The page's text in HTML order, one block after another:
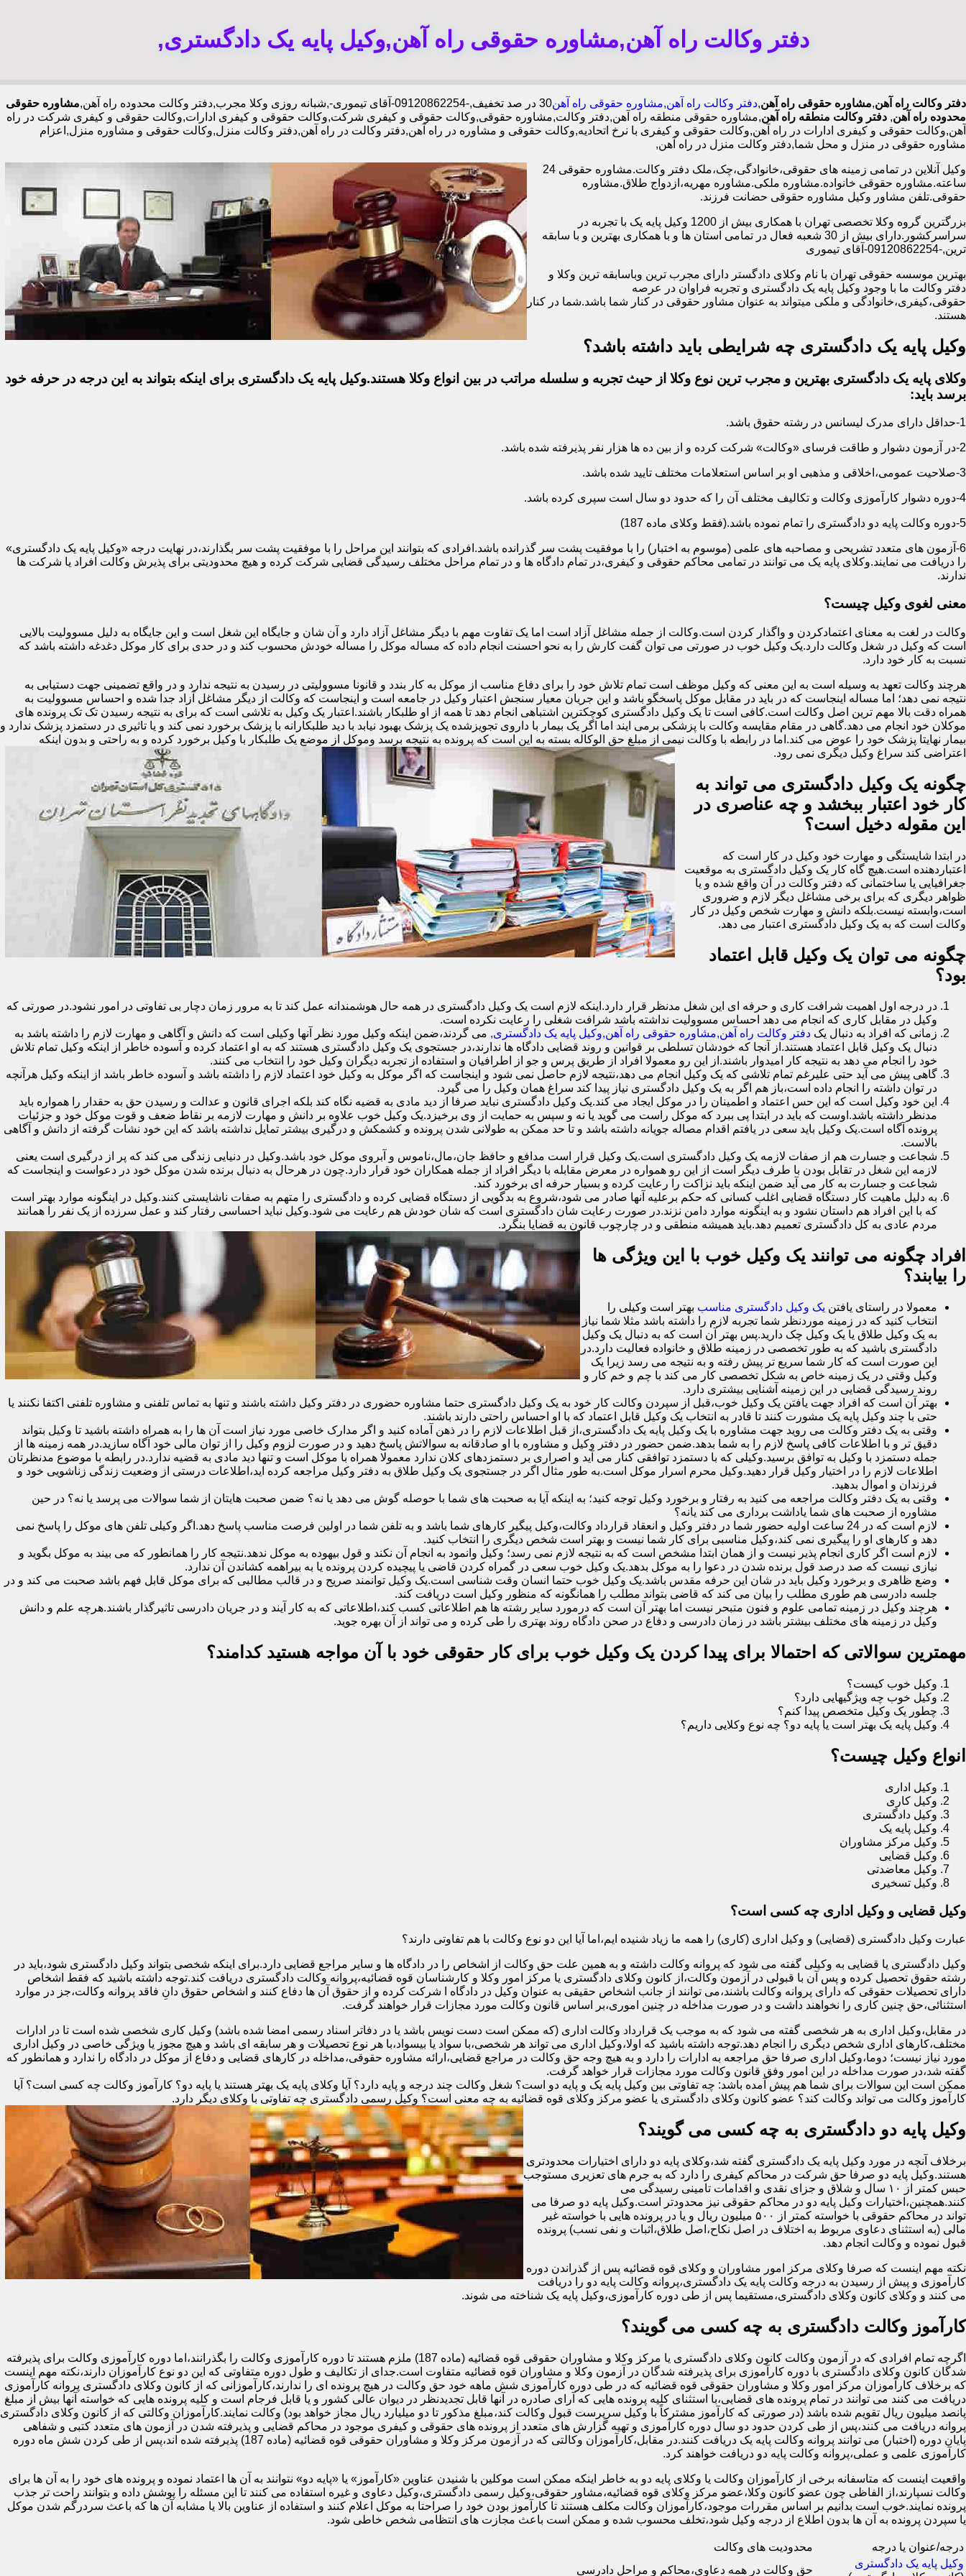
دفتر وکالت راه آهن,مشاوره حقوقی راه آهن,وکیل پایه یک دادگستری,
دفتر وکالت راه آهن,مشاوره حقوقی راه آهن,دفتر وکالت راه آهن,مشاوره حقوقی راه آهن30 در صد تخفیف,-09120862254-آقای تیموری-,شبانه روزی وکلا مجرب,دفتر وکالت محدوده راه آهن,
مشاوره حقوقی
محدوده راه آهن, دفتر وکالت منطقه راه آهن,مشاوره حقوقی منطقه راه آهن,دفتر وکالت,مشاوره حقوقی,وکالت حقوقی و کیفری شرکت,وکالت حقوقی و کیفری ادارات,وکالت حقوقی و کیفری شرکت در راه
آهن,وکالت حقوقی و کیفری ادارات در راه آهن,وکالت حقوقی و کیفری با نرخ اتحادیه,وکالت حقوقی و مشاوره در راه آهن,دفتر وکالت در راه آهن,دفتر وکالت منزل,وکالت حقوقی و مشاوره منزل,اعزام
مشاوره حقوقی در منزل و محل شما,دفتر وکالت منزل در راه آهن,
وکیل آنلاین در تمامی زمینه های حقوقی،خانوادگی،چک،ملک دفتر وکالت.مشاوره حقوقی 24
ساعته.مشاوره حقوقی خانواده.مشاوره ملکی.مشاوره مهریه،ازدواج طلاق.مشاوره
حقوقی.تلفن مشاور وکیل مشاوره حقوقی حضانت فرزند.
بزرگترین گروه وکلا تخصصی تهران با همکاری بیش از 1200 وکیل پایه یک با تجربه در
سراسرکشور.دارای بیش از 30 شعبه فعال در تمامی استان ها و با همکاری بهترین و با سابقه
ترین,-09120862254-آقای تیموری
بهترین موسسه حقوقی تهران با نام وکلای دادگستر دارای مجرب ترین وباسابقه ترین وکلا و
دفتر وکالت ما با وجود وکیل پایه یک دادگستری و تجربه فراوان در عرصه
حقوقی،کیفری،خانوادگی و ملکی میتواند به عنوان مشاور حقوقی در کنار شما باشد.شما در کنار
هستند.
وکیل پایه یک دادگستری چه شرایطی باید داشته باشد؟
وکلای پایه یک دادگستری بهترین و مجرب ترین نوع وکلا از حیث تجربه و سلسله مراتب در بین انواع وکلا هستند.وکیل پایه یک دادگستری برای اینکه بتواند به این درجه در حرفه خود
برسد باید:
1-حداقل دارای مدرک لیسانس در رشته حقوق باشد.
2-در آزمون دشوار و طاقت فرسای «وکالت» شرکت کرده و از بین ده ها هزار نفر پذیرفته شده باشد.
3-صلاحیت عمومی،اخلاقی و مذهبی او بر اساس استعلامات مختلف تایید شده باشد.
4-دوره دشوار کارآموزی وکالت و تکالیف مختلف آن را که حدود دو سال است سپری کرده باشد.
5-دوره وکالت پایه دو دادگستری را تمام نموده باشد.(فقط وکلای ماده 187)
6-آزمون های متعدد تشریحی و مصاحبه های علمی (موسوم به اختبار) را با موفقیت پشت سر گذرانده باشد.افرادی که بتوانند این مراحل را با موفقیت پشت سر بگذارند،در نهایت درجه «وکیل پایه یک دادگستری»
را دریافت می نمایند.وکلای پایه یک می توانند در تمامی محاکم حقوقی و کیفری،در تمام دادگاه ها و در تمام مراحل مختلف رسیدگی قضایی شرکت کرده و هیچ محدودیتی برای پذیرش وکالت افراد یا شرکت ها
ندارند.
معنی لغوی وکیل چیست؟
وکالت در لغت به معنای اعتمادکردن و واگذار کردن است.وکالت از جمله مشاغل آزاد است اما یک تفاوت مهم با دیگر مشاغل آزاد دارد و آن شان و جایگاه این شغل است و این جایگاه به دلیل مسوولیت بالایی
است که وکیل در شغل وکالت دارد.یک وکیل خوب در صورتی می توان گفت کارش را به نحو احسنت انجام داده که مساله موکل را مساله خودش محسوب کند و در حدی برای کار موکل دغدغه داشته باشد که
نسبت به کار خود دارد.
هرچند وکالت تعهد به وسیله است به این معنی که وکیل موظف است تمام تلاش خود را برای دفاع مناسب از موکل به کار بندد و قانونا مسوولیتی در رسیدن به نتیجه ندارد و در واقع تضمینی جهت دستیابی به
نتیجه نمی دهد؛ اما مساله اینجاست که در باید در مقابل موکل پاسخگو باشد و این جریان معیار سنجش اعتبار وکیل در جامعه است و اینجاست که وکالت از دیگر مشاغل آزاد جدا شده و احساس مسوولیت به
همراه دقت بالا مهم ترین اصل وکالت است.کافی است تا یک وکیل دادگستری کوچکترین اشتباهی انجام دهد تا همه از او طلبکار باشند.اعتبار یک وکیل به تلاشی است که برای به نتیجه رسیدن تک تک پرونده های
موکلان خود انجام می دهد.گاهی در مقام مقایسه وکالت با پزشکی برمی ایند اما اگر یک بیمار با داروی تجویزشده یک پزشک بهبود نیابد با دید طلبکارانه با پزشک برخورد نمی کند و یا تاثیری در دستمزد پزشک ندارد و
بیمار نهایتا پزشک خود را عوض می کند.اما در رابطه با وکالت نیمی از مبلغ حق الوکاله بسته به این است که پرونده به نتیجه برسد وموکل از موضع یک طلبکار با وکیل برخورد کرده و به راحتی و بدون اینکه
اعتراضی کند سراغ وکیل دیگری نمی رود.
چگونه یک وکیل دادگستری می تواند به
کار خود اعتبار ببخشد و چه عناصری در
این مقوله دخیل است؟
در ابتدا شایستگی و مهارت خود وکیل در کار است که
اعتباردهنده است.هیچ گاه کار یک وکیل دادگستری به موقعیت
جغرافیایی یا ساختمانی که دفتر وکالت در آن واقع شده و یا
ظواهر دیگری که برای برخی مشاغل دیگر لازم و ضروری
است،وابسته نیست.بلکه دانش و مهارت شخص وکیل در کار
وکالت است که به یک وکیل دادگستری اعتبار می دهد.
چگونه می توان یک وکیل قابل اعتماد
بود؟
در درجه اول اهمیت شرافت کاری و حرفه ای این شغل مدنظر قرار دارد.اینکه لازم است یک وکیل دادگستری در همه حال هوشمندانه عمل کند تا به مرور زمان دچار بی تفاوتی در امور نشود.در صورتی که
وکیل در مقابل کاری که انجام می دهد احساس مسوولیت نداشته باشد شرافت شغلی را رعایت نکرده است.
زمانی که افراد به دنبال یک دفتر وکالت راه آهن,مشاوره حقوقی راه آهن,وکیل پایه یک دادگستری, می گردند،ضمن اینکه وکیل مورد نظر آنها وکیلی است که دانش و آگاهی و مهارت لازم را داشته باشد به
دنبال یک وکیل قابل اعتماد هستند.از آنجا که خودشان تسلطی بر قوانین و روند قضایی دادگاه ها ندارند،در جستجوی یک وکیل دادگستری هستند که به او اعتماد کرده و آسوده خاطر از اینکه وکیل تمام تلاش
خود را انجام می دهد به نتیجه کار امیدوار باشند.از این رو معمولا افراد از طریق پرس و جو از اطرافیان و استفاده از تجربه دیگران وکیل خود را انتخاب می کنند.
گاهی پیش می آید حتی علیرغم تمام تلاشی که یک وکیل انجام می دهد،نتیجه لازم حاصل نمی شود و اینجاست که اگر موکل به وکیل خود اعتماد لازم را داشته باشد و آسوده خاطر باشد از اینکه وکیل هرآنچه
در توان داشته را انجام داده است،باز هم اگر به یک وکیل دادگستری نیاز پیدا کند سراغ همان وکیل را می گیرد.
این خود وکیل است که این حس اعتماد و اطمینان را در موکل ایجاد می کند.یک وکیل دادگستری نباید صرفا از دید مادی به قضیه نگاه کند بلکه اجرای قانون و عدالت و رسیدن حق به حقدار را همواره باید
مدنظر داشته باشد.اوست که باید در ابتدا پی ببرد که موکل راست می گوید یا نه و سپس به حمایت از وی برخیزد.یک وکیل خوب علاوه بر دانش و مهارت لازمه بر نقاط ضعف و قوت موکل خود و جزئیات
پرونده آگاه است.یک وکیل باید سعی در یافتم اقدام مصاله جویانه داشته باشد و تا حد ممکن به طولانی شدن پرونده و کشمکش و درگیری بیشتر تمایل نداشته باشد که این خود نشات گرفته از دانش و آگاهی
بالاست.
شجاعت و جسارت هم از صفات لازمه یک وکیل دادگستری است.یک وکیل قرار است مدافع و حافظ جان،مال،ناموس و آبروی موکل خود باشد.وکیل در دنیایی زندگی می کند که پر از درگیری است یعنی
لازمه این شغل در تقابل بودن با طرف دیگر است از این رو همواره در معرض مقابله با دیگر افراد از جمله همکاران خود قرار دارد.چون در هرحال به دنبال برنده شدن موکل خود در دعواست و اینجاست که
شجاعت و جسارت به کار می آید ضمن اینکه باید نزاکت را رعایت کرده و بسیار حرفه ای برخورد کند.
به دلیل ماهیت کار دستگاه قضایی اغلب کسانی که حکم برعلیه آنها صادر می شود،شروع به بدگویی از دستگاه قضایی کرده و دادگستری را متهم به صفات ناشایستی کنند.وکیل در اینگونه موارد بهتر است
که با این افراد هم داستان نشود و به اینگونه موارد دامن نزند.در صورت رعایت شان دادگستری است که شان خودش هم رعایت می شود.وکیل نباید احساسی رفتار کند و عمل سرزده از یک نفر را همانند
مردم عادی به کل دادگستری تعمیم دهد.باید همیشه منطقی و در چارچوب قانون به قضایا بنگرد.
افراد چگونه می توانند یک وکیل خوب با این ویژگی ها
را بیابند؟
معمولا در راستای یافتن یک وکیل دادگستری مناسب بهتر است وکیلی را
انتخاب کنید که در زمینه موردنظر شما تجربه لازم را داشته باشد مثلا شما نیاز
به یک وکیل طلاق یا یک وکیل چک دارید.پس بهتر آن است که به دنبال یک وکیل
دادگستری باشید که به طور تخصصی در زمینه طلاق و خانواده فعالیت دارد.در
این صورت است که کار شما سریع تر پیش رفته و به نتیجه می رسد زیرا یک
وکیل وقتی در یک زمینه خاص به شکل تخصصی کار می کند با چم و خم کار و
روند رسیدگی قضایی در این زمینه آشنایی بیشتری دارد.
بهتر آن است که افراد جهت یافتن یک وکیل خوب،قبل از سپردن وکالت کار خود به یک وکیل دادگستری حتما مشاوره حضوری در دفتر وکیل داشته باشند و تنها به تماس تلفنی و مشاوره تلفنی اکتفا نکنند یا
حتی با چند وکیل پایه یک مشورت کنند تا قادر به انتخاب یک وکیل قابل اعتماد که با او احساس راحتی دارند باشند.
وقتی به یک دفتر وکالت می روید جهت مشاوره با یک وکیل پایه یک دادگستری،از قبل اطلاعات لازم را در ذهن آماده کنید و اگر مدارک خاصی مورد نیاز است آن ها را به همراه داشته باشید تا وکیل بتواند
دقیق تر و با اطلاعات کافی پاسخ لازم را به شما بدهد.ضمن حضور در دفتر وکیل و مشاوره با او صادقانه به سوالاتش پاسخ دهید و در صورت لزوم وکیل را از توان مالی خود آگاه سازید.در همه زمینه ها از
جمله دستمزد با وکیل به توافق برسید.وکیلی که با دستمزد توافقی کنار می آید و اصراری بر دستمزدهای کلان ندارد معمولا همراه با موکل است و تنها دید مادی به قضیه ندارد.در رابطه با موضوع مدنظرتان
اطلاعات لازم را در اختیار وکیل قرار دهید.وکیل محرم اسرار موکل است.به طور مثال اگر در جستجوی یک وکیل طلاق به دفتر وکیل مراجعه کرده اید،اطلاعات درستی از وضعیت زندگی زناشویی خود و
فرزندان و اموال بدهید.
وقتی به یک دفتر وکالت مراجعه می کنید به رفتار و برخورد وکیل توجه کنید؛ به اینکه آیا به صحبت های شما با حوصله گوش می دهد یا نه؟ ضمن صحبت هایتان از شما سوالات می پرسد یا نه؟ در حین
مشاوره از صحبت های شما یاداشت برداری می کند یانه؟
لازم است که در 24 ساعت اولیه حضور شما در دفتر وکیل و انعقاد قرارداد وکالت،وکیل پیگیر کارهای شما باشد و به تلفن شما در اولین فرصت مناسب پاسخ دهد.اگر وکیلی تلفن های موکل را پاسخ نمی
دهد و کارهای او را پیگیری نمی کند،وکیل مناسبی برای کار شما نیست و بهتر است شخص دیگری را انتخاب کنید.
لازم است اگر کاری انجام پذیر نیست و از همان ابتدا مشخص است که به نتیجه لازم نمی رسد؛ وکیل وانمود به انجام آن نکند و قول بیهوده به موکل ندهد.نتیجه کار را همانطور که می بیند به موکل بگوید و
نیازی نیست که صد درصد قول برنده شدن در دعوا را به موکل بدهد.یک وکیل خوب سعی در گمراه کردن قاضی یا پیچیده کردن پرونده یا به بیراهمه کشاندن آن ندارد.
وضع ظاهری و برخورد وکیل باید در شان این حرفه مقدس باشد.یک وکیل خوب حتما انسان وقت شناسی است.یک وکیل توانمند صریح و در قالب مطالبی که برای موکل قابل فهم باشد صحبت می کند و در
جلسه دادرسی هم طوری مطلب را بیان می کند که قاضی بتواند مطلب را همانگونه که منظور وکیل است دریافت کند.
هرچند وکیل در زمینه تمامی علوم و فنون متبحر نیست اما بهتر آن است که درمورد سایر رشته ها هم اطلاعاتی کسب کند،اطلاعاتی که به کار آیند و در جریان دادرسی تاثیرگذار باشند.هرچه علم و دانش
وکیل در زمینه های مختلف بیشتر باشد در زمان دادرسی و دفاع در صحن دادگاه روند بهتری را طی کرده و می تواند از آن بهره جوید.
مهمترین سوالاتی که احتمالا برای پیدا کردن یک وکیل خوب برای کار حقوقی خود با آن مواجه هستید کدامند؟
وکیل خوب کیست؟
وکیل خوب چه ویژگیهایی دارد؟
چطور یک وکیل متخصص پیدا کنم؟
وکیل پایه یک بهتر است یا پایه دو؟ چه نوع وکلایی داریم؟
انواع وکیل چیست؟
وکیل اداری
وکیل کاری
وکیل دادگستری
وکیل پایه یک
وکیل مرکز مشاوران
وکیل قضایی
وکیل معاضدتی
وکیل تسخیری
وکیل قضایی و وکیل اداری چه کسی است؟
عبارت وکیل دادگستری (قضایی) و وکیل اداری (کاری) را همه ما زیاد شنیده ایم،اما آیا این دو نوع وکالت با هم تفاوتی دارند؟
وکیل دادگستری یا قضایی به وکیلی گفته می شود که پروانه وکالت داشته و به همین علت حق وکالت از اشخاص را در دادگاه ها و سایر مراجع قضایی دارد.برای اینکه شخصی بتواند وکیل دادگستری شود،باید در
رشته حقوق تحصیل کرده و پس آن با قبولی در آزمون وکالت،از کانون وکلای دادگستری یا مرکز امور وکلا و کارشناسان قوه قضائیه،پروانه وکالت دادگستری دریافت کند.توجه داشته باشید که فقط اشخاص
دارای تحصیلات حقوقی که دارای پروانه وکالت باشند،می توانند از جانب اشخاص حقیقی به عنوان وکیل در دادگاه ا شرکت کرده و از حقوق آن ها دفاع کنند و اشخاص حقوق دانِ فاقد پروانه وکالت،جز در موارد
استثنائی،حق چنین کاری را نخواهند داشت و در صورت مداخله در چنین اموری،بر اساس قانون وکالت مورد مجازات قرار خواهند گرفت.
در مقابل،وکیل اداری به هر شخصی گفته می شود که به موجب یک قرارداد وکالت اداری (که ممکن است دست نویس باشد یا در دفاتر اسناد رسمی امضا شده باشد) وکیل کاری شخصی شده است تا در ادارات
مختلف،کارهای اداری شخص دیگری را انجام دهد.توجه داشته باشید که اولا،وکیل اداری می تواند هر شخصی،با سواد یا بیسواد،با هر نوع تحصیلات و هر سابقه ای باشد و هیچ مجوز یا ویژگی خاصی در وکیل اداری
مورد نیاز نیست؛ دوما،وکیل اداری صرفا حق مراجعه به ادارات را دارد و به هیچ وجه حق وکالت در مراجع قضایی،ارائه مشاوره حقوقی،مداخله در کارهای قضایی و دفاع از موکل در دادگاه را ندارد و همانطور که
گفته شد،در صورت مداخله در این امور وفق قانون وکالت مورد مجازات قرار خواهد گرفت.
ممکن است این سوالات برای شما هم پیش آمده باشد: چه تفاوتی بین وکیل پایه یک و پایه دو است؟ شغل وکالت چند درجه و پایه دارد؟ آیا وکلای پایه یک بهتر هستند یا پایه دو؟ کارآموز وکالت چه کسی است؟ آیا
کارآموز وکالت می تواند وکالت کند؟ عضو کانون وکلای دادگستری یا عضو مرکز وکلای قوه قضائیه به چه معنی است؟ وکیل رسمی دادگستری چه تفاوتی با وکلای دیگر دارد.
وکیل پایه دو دادگستری به چه کسی می گویند؟
برخلاف آنچه در مورد وکیل پایه یک دادگستری گفته شد،وکلای پایه دو دارای اختیارات محدودتری
هستند.وکیل پایه دو صرفا حق شرکت در محاکم کیفری را دارد که به جرم های تعزیری مستوجب
حبس کمتر از ۱۰ سال و شلاق و جزای نقدی و اقدامات تامینی رسیدگی می
کنند.همچنین،اختیارات وکیل پایه دو در محاکم حقوقی نیز محدودتر است.وکیل پایه دو صرفا می
تواند در محاکم حقوقی با خواسته کمتر از ۵۰۰ میلیون ریال و یا در پرونده هایی با خواسته غیر
مالی (به استثنای دعاوی مربوط به اختلاف در اصل نکاح،اصل طلاق،اثبات و نفی نسب) پرونده
قبول نموده و وکالت انجام دهد.
نکته مهم اینست که صرفا وکلای مرکز امور مشاوران و وکلای قوه قضائیه پس از گذراندن دوره
کارآموزی و پیش از رسیدن به درجه وکالت پایه یک دادگستری،پروانه وکالت پایه دو را دریافت
می کنند و وکلای کانون وکلای دادگستری،مستقیما پس از طی دوره کارآموزی،وکیل پایه یک شناخته می شوند.
کارآموز وکالت دادگستری به چه کسی می گویند؟
اگرچه تمام افرادی که در آزمون وکالت کانون وکلای دادگستری یا مرکز وکلا و مشاوران حقوقی قوه قضائیه (ماده 187) ملزم هستند تا دوره کارآموزی وکالت را بگذرانند،اما دوره کارآموزی وکالت برای پذیرفته
شدگان کانون وکلای دادگستری با دوره کارآموزی برای پذیرفته شدگان در آزمون وکلا و مشاوران قوه قضائیه متفاوت است.جدای از تکالیف و طول دوره متفاوتی که این دو نوع کارآموزان دارند،نکته مهم اینست
که برخلاف کارآموزان مرکز امور وکلا و مشاوران حقوقی قوه قضائیه که در طی دوره کارآموزی شش ماهه خود حق وکالت در هیچ پرونده ای را ندارند،کارآموزانی که از کانون وکلای دادگستری پروانه کارآموزی
دریافت می کنند می توانند در تمام پرونده های قضایی،با استثنای کلیه پرونده هایی که آرای صادره در آنها قابل تجدیدنظر در دیوان عالی کشور و یا قابل فرجام است و کلیه پرونده هایی که خواسته آنها بیش از مبلغ
پانصد میلیون ریال تقویم شده باشد (در صورتی که کارآموز مشترکاً با وکیل سرپرست قبول وکالت کند،مبلغ مذکور تا دو میلیارد ریال مجاز خواهد بود) وکالت نمایند.کارآموزان وکالتی که از کانون وکلای دادگستری
پروانه دریافت می کنند،پس از طی کردن حدود دو سال دوره کارآموزی و تهیه گزارش های متعدد از پرونده های حقوقی و کیفری موجود در محاکم قضایی و پذیرفته شدن در آزمون های متعدد کتبی و شفاهی
پایان دوره (اختبار) می توانند پروانه وکالت پایه یک دریافت کنند.در مقابل،کارآموزان وکالتی که در آزمون مرکز وکلا و مشاوران حقوقی قوه قضائیه (ماده 187) پذیرفته شده اند،پس از طی کردن شش ماه دوره
کارآموزی علمی و عملی،پروانه وکالت پایه دو دریافت خواهند کرد.
واقعیت اینست که متاسفانه برخی از کارآموزان وکالت یا وکلای پایه دو به خاطر اینکه ممکن است موکلین با شنیدن عناوین «کارآموز» یا «پایه دو» نتوانند به آن ها اعتماد نموده و پرونده های خود را به آن ها برای
وکالت نسپارند،از الفاظی چون عضو کانون وکلا،عضو مرکز وکلای قوه قضائیه،مشاور حقوقی،وکیل رسمی دادگستری،وکیل دعاوی و غیره استفاده می کنند تا این مسئله را پوشش داده و بتوانند راحت تر جذب
پرونده نمایند.خوب است بدانیم بر اساس مقررات موجود،کارآموزان وکالت مکلف هستند تا کارآموز بودن خود را صراحتا به موکل اعلام کنند و استفاده از عناوین بالا یا مشابه آن ها که باعث سردرگم شدن موکل
یا سپردن پرونده به آن ها بدون اطلاع از درجه وکیل شود،تخلف محسوب شده و ممکن است باعث مجازت های انتظامی شخص خاطی شود.
درجه/عنوان یا درجه
محدودیت های وکالت
وکیل پایه یک دادگستری
حق وکالت در همه دعاوی،محاکم و مراحل دادرسی